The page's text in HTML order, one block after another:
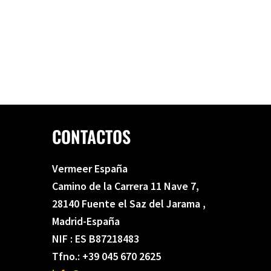
CONTACTOS
Vermeer España
Camino de la Carrera 11 Nave 7,
28140 Fuente el Saz del Jarama ,
Madrid-España
NIF : ES B87218483
Tfno.: +39 045 670 2625